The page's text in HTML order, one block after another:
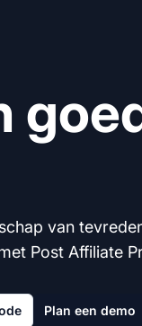
van
Post Affiliate
Plan een demo